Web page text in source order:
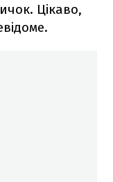
Цікаво,